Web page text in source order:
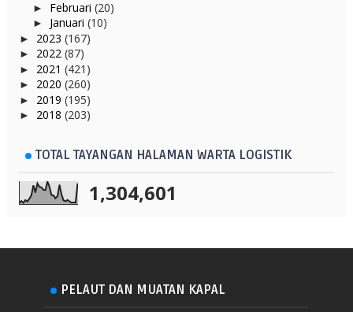
► Februari (20)
► Januari (10)
► 2023 (167)
► 2022 (87)
► 2021 (421)
► 2020 (260)
► 2019 (195)
► 2018 (203)
TOTAL TAYANGAN HALAMAN WARTA LOGISTIK
1,304,601
PELAUT DAN MUATAN KAPAL